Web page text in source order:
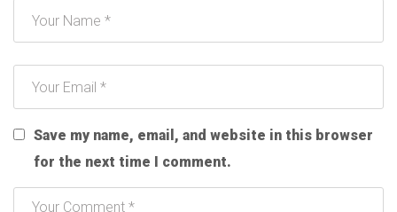
Save my name, email, and website in this browser
for the next time I comment.